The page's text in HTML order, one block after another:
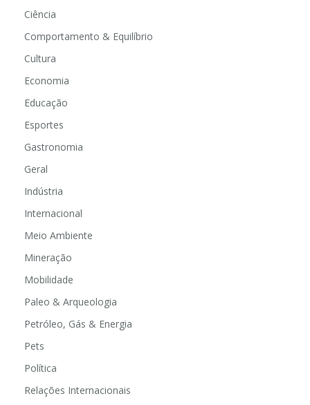
Ciência
Comportamento & Equilíbrio
Cultura
Economia
Educação
Esportes
Gastronomia
Geral
Indústria
Internacional
Meio Ambiente
Mineração
Mobilidade
Paleo & Arqueologia
Petróleo, Gás & Energia
Pets
Política
Relações Internacionais